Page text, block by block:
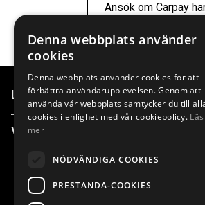
Ansök om Carpay
Länkar
Våra anläggningar
Denna webbplats använder
cookies
Denna webbplats använder cookies för att
förbättra användarupplevelsen. Genom att
använda vår webbplats samtycker du till
cookies i enlighet med vår cookiepolicy. Läs
mer
NÖDVÄNDIGA COOKIES
PRESTANDA-COOKIES